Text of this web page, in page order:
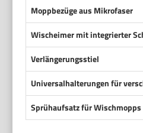
Moppbezüge aus Mikrofaser
Wischeimer mit integrierter
Verlängerungsstiel
Universalhalterungen für
Sprühaufsatz für Wischmopps